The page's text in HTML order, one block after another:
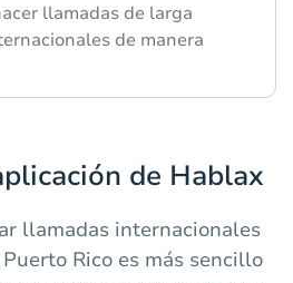
llamadas de larga
de manera
de Hablax
llamadas internacionales
Rico es más sencillo